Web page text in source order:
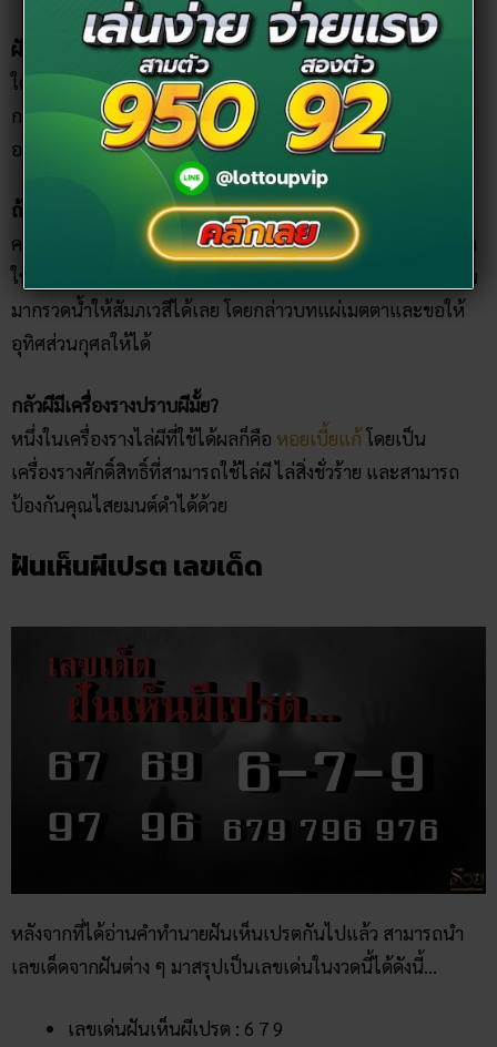
ฝันว่าโดนผีหลอก เป็นลางร้ายหรือดี?
ใครที่ช่วงนี้ฝันว่าโดนผีหลอกโดยรวมแปลว่าจะได้รับข่าวดีด้าน
การงานหรือการค้าขาย เป็นช่วงที่ทำอะไรก็ราบรื่นสำเร็จ ทว่า
อาจมีปากเสียงกับคนรอบข้างได้ ต้องระวังเป็นพิเศษ
ถ้าฝันเห็นผีมาขอส่วนบุญควรทำไง?
คนที่ฝันเห็นผีส่วนใหญ่ ในกระทู้ ฝันเห็นเปรต pantip แนะนำว่า
ให้เราไปทำบุญกรวดน้ำภายใน 7 วัน หรือถ้านอนไม่หลับก็ให้ตื่น
มากรวดน้ำให้สัมภเวสีได้เลย โดยกล่าวบทแผ่เมตตาและขอให้
อุทิศส่วนกุศลให้ได้
กลัวผีมีเครื่องรางปราบผีมั้ย?
หนึ่งในเครื่องรางไล่ผีที่ใช้ได้ผลก็คือ หอยเบี้ยแก้โดยเป็น
เครื่องรางศักดิ์สิทธิ์ที่สามารถใช้ไล่ผี ไล่สิ่งชั่วร้าย และสามารถ
ป้องกันคุณไสยมนต์ดำได้ด้วย
ฝันเห็นผีเปรต เลขเด็ด
หลังจากที่ได้อ่านคำทำนายฝันเห็นเปรตกันไปแล้ว สามารถนำ
เลขเด็ดจากฝันต่าง ๆ มาสรุปเป็นเลขเด่นในงวดนี้ได้ดังนี้…
เลขเด่นฝันเห็นผีเปรต : 6 7 9